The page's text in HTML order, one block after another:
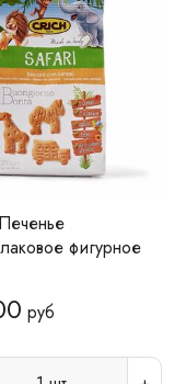
фигурное
руб